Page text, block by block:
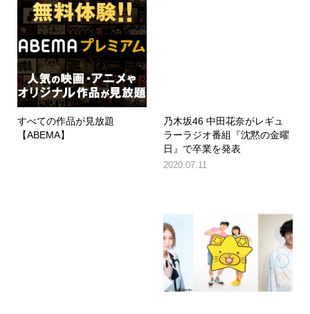
すべての作品が見放題
【ABEMA】
乃木坂46 中田花奈がレギュ
ラーラジオ番組『沈黙の金曜
日』で卒業を発表
2020.07.11